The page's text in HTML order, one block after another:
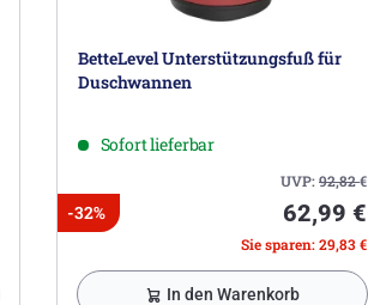
BetteLevel Unterstützungsfuß für
Duschwannen
Sofort lieferbar
UVP:92,82€
-32% 62,99 €
Sie sparen: 29,83 €
In den Warenkorb